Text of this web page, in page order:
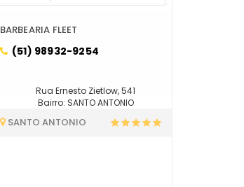
BARBEARIA FLEET
(51) 98932-9254
Rua Ernesto Zietlow, 541
Bairro: SANTO ANTONIO
SANTO ANTONIO